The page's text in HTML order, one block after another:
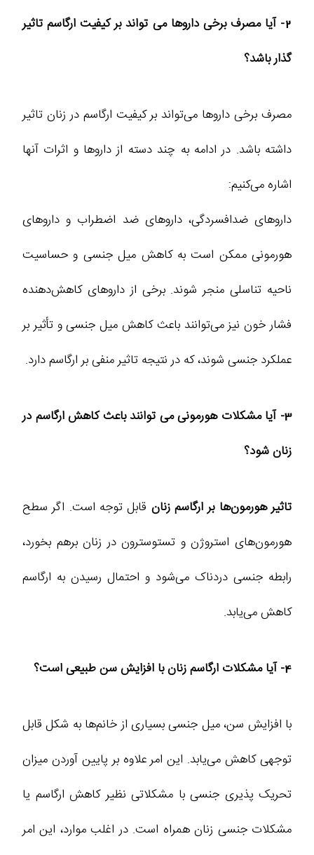
2- آیا مصرف برخی داروها می‌ تواند بر کیفیت ارگاسم تاثیر
گذار باشد؟
مصرف برخی داروها می‌تواند بر کیفیت ارگاسم در زنان تاثیر
داشته باشد. در ادامه به چند دسته از داروها و اثرات آنها
اشاره می‌کنیم:
داروهای ضدافسردگی، داروهای ضد اضطراب و داروهای
هورمونی ممکن است به کاهش میل جنسی و حساسیت
ناحیه تناسلی منجر شوند. برخی از داروهای کاهش‌دهنده
فشار خون نیز می‌توانند باعث کاهش میل جنسی و تأثیر بر
عملکرد جنسی شوند، که در نتیجه تاثیر منفی بر ارگاسم دارد.
3- آیا مشکلات هورمونی می ‌توانند باعث کاهش ارگاسم در
زنان شود؟
تاثیر هورمون‌ها بر ارگاسم زنان قابل توجه است. اگر سطح
هورمون‌های استروژن و تستوسترون در زنان برهم بخورد،
رابطه جنسی دردناک می‌شود و احتمال رسیدن به ارگاسم
کاهش می‌یابد.
4- آیا مشکلات ارگاسم زنان با افزایش سن طبیعی است؟
با افزایش سن، میل جنسی بسیاری از خانم‌ها به شکل قابل‌
توجهی کاهش می‌یابد. این امر علاوه بر پایین آوردن میزان
تحریک‌ پذیری جنسی با مشکلاتی نظیر کاهش ارگاسم یا
مشکلات جنسی زنان همراه است. در اغلب موارد، این امر